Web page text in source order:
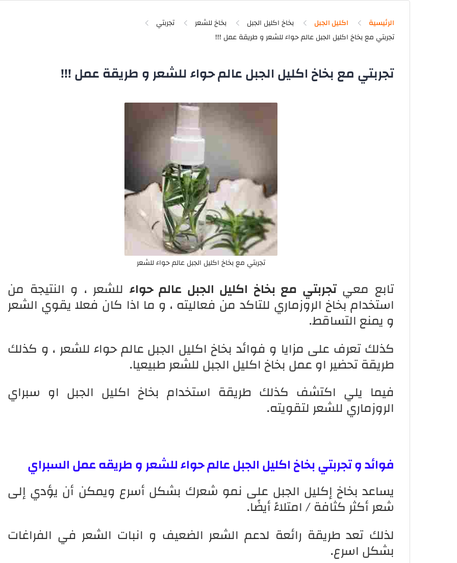
الرئيسية اكليل الجبل بخاخ اكليل الجبل بخاخ للشعر تجربتي
تجربتي مع بخاخ اكليل الجبل عالم حواء للشعر و طريقة عمل !!!
تجربتي مع بخاخ اكليل الجبل عالم حواء للشعر
تابع معيتجربتي مع بخاخ اكليل الجبل عالم حواء للشعر ، و النتيجة من
استخدام بخاخ الروزماري للتاكد من فعاليته ، و ما اذا كان فعلا يقوي الشعر
و يمنع التساقط.
كذلك تعرف على مزايا و فوائد بخاخ اكليل الجبل عالم حواء للشعر ، و كذلك
طريقة تحضير او عمل بخاخ اكليل الجبل للشعر طبيعيا.
فيما يلي اكتشف كذلك طريقة استخدام بخاخ اكليل الجبل او سبراي
الروزماري للشعر لتقويته.
فوائد و تجربتي بخاخ اكليل الجبل عالم حواء للشعر و طريقه عمل السبراي
يساعد بخاخ إكليل الجبل على نمو شعرك بشكل أسرع ويمكن أن يؤدي إلى
شعر أكثر كثافة / امتلاءً أيضًا.
لذلك تعد طريقة رائعة لدعم الشعر الضعيف و انبات الشعر في الفراغات
بشكل اسرع.